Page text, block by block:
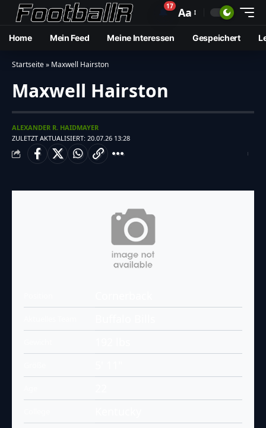
🔔17 Aa
Home Mein Feed Meine Interessen Gespeichert
Startseite» Maxwell Hairston
Maxwell Hairston
ZULETZT AKTUALISIERT: 20.07.26 13:28
ALEXANDER R. HAIDMAYER